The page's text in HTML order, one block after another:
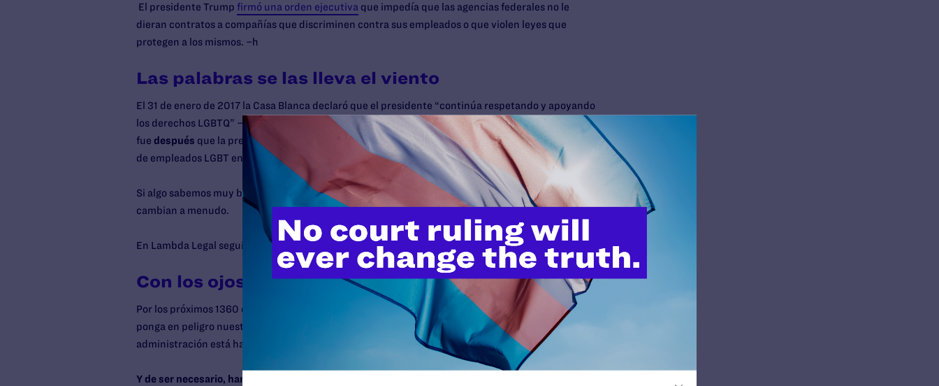
El presidente Trump firmó una orden ejecutiva que impedía que las agencias federales no le
dieran contratos a compañías que discriminen contra sus empleados o que violen leyes que
protegen a los mismos. –h
Las palabras se las lleva el viento
El 31 de enero de 2017 la Casa Blanca declaró que el presidente “continúa respetando y apoyando
los derechos LGBTQ” –continues to be respectful and supportive of LGBTQ rights–. Claro, esto
fue después que la prensa reveló un borrador de una orden ejecutiva que eliminaba la protección
de empleados LGBT en el gobierno federal. Es por eso que la administración dio vuelta atrás.
Si algo sabemos muy bien es cómo no fiarnos de Trump, que sus palabras se las lleva el viento y
cambian a menudo.
En Lambda Legal seguiremos alerta.
Con los ojos bien abiertos
Por los próximos 1360 días que quedan, estaremos de pie y en lucha contra toda acción que
ponga en peligro nuestros derechos. Y le dejaremos saber a toda la comunidad LGBT lo que esta
administración está haciendo realmente.
Y de ser necesario, haremos lo que Lambda Legal siempre ha hecho: demandar.